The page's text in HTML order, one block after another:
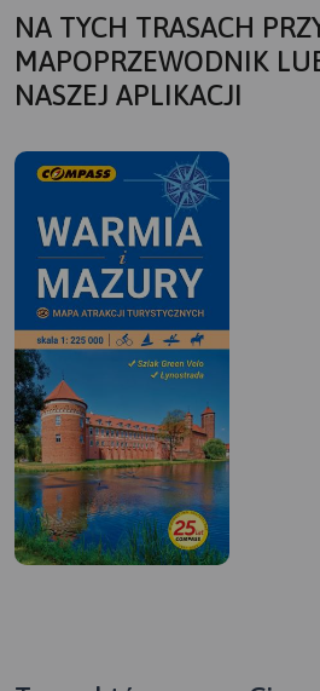
NA TYCH TRASACH
MAPOPRZEWODNIK
NASZEJ APLIKACJI